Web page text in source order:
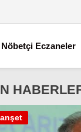
Nöbetçi Eczaneler